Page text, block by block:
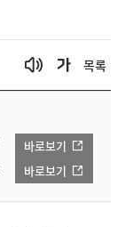
목록
바로보기
바로보기